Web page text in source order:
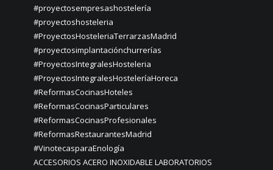
#proyectosempresashostelería
#proyectoshosteleria
#ProyectosHosteleriaTerrarzasMadrid
#proyectosimplantaciónchurrerías
#ProyectosIntegralesHosteleria
#ProyectosIntegralesHosteleríaHoreca
#ReformasCocinasHoteles
#ReformasCocinasParticulares
#ReformasCocinasProfesionales
#ReformasRestaurantesMadrid
#VinotecasparaEnología
ACCESORIOS ACERO INOXIDABLE LABORATORIOS